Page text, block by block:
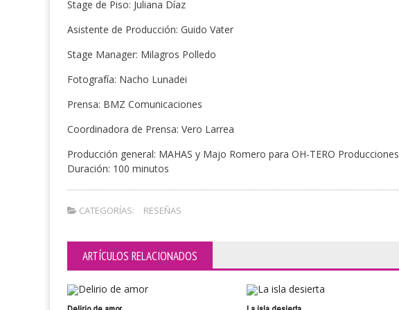
Stage de Piso: Juliana Díaz
Asistente de Producción: Guido Vater
Stage Manager: Milagros Polledo
Fotografía: Nacho Lunadei
Prensa: BMZ Comunicaciones
Coordinadora de Prensa: Vero Larrea
Producción general: MAHAS y Majo Romero para OH-TERO Producciones
Duración: 100 minutos
CATEGORÍAS: RESEÑAS
ARTÍCULOS RELACIONADOS